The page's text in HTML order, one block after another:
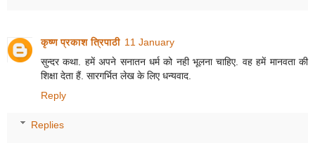
कृष्ण प्रकाश त्रिपाठी 11 January
सुन्दर कथा. हमें अपने सनातन धर्म को नही भूलना चाहिए. वह हमें मानवता की
शिक्षा देता हैं. सारगर्भित लेख के लिए धन्यवाद.
Reply
Replies